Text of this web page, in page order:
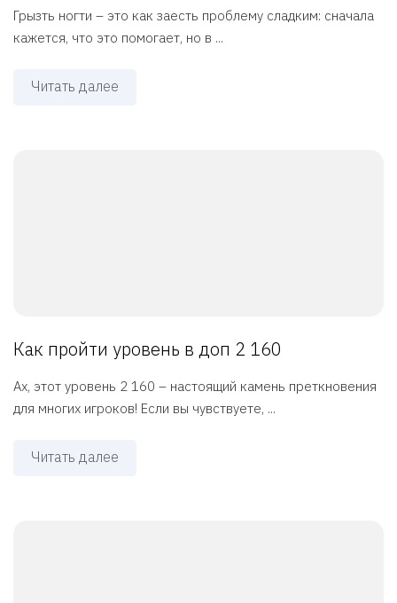
Грызть ногти – это как заесть проблему сладким: сначала
кажется, что это помогает, но в ...
Читать далее
Как пройти уровень в доп 2 160
Ах, этот уровень 2 160 – настоящий камень преткновения
для многих игроков! Если вы чувствуете, ...
Читать далее